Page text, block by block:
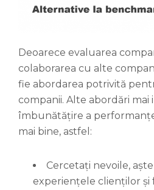
Deoarece evaluarea
colaborarea cu alte
fie abordarea potrivită
companii. Alte abordări mai
îmbunătățire a
mai bine, astfel:
Cercetați nevoile,
experiențele clienților și